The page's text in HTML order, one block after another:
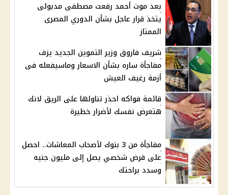
بعد موت أحمد رفعت مصطفى مدبولى
يتخذ قرار عاجل بشأن الدوري المصرى
الممتاز
شريف فاروق وزير التموين الجديد يزف
مفاجأة ساره بشأن الاسعار وماسيفعله فى
أزمة رغيف العيش
قائمة فواكه احذر تناولها على الريق لانك
هتعرض نفسك لأضرار خطيرة
مفاجأة من 3 بنوك لأصحاب المعاشات.. احصل
على قرض شخصي يصل إلى مليون جنيه
وسدد براحتك